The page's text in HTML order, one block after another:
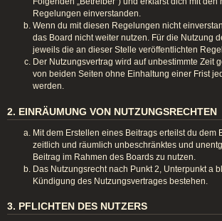
Regelungen einverstanden.
Wenn du mit diesen Regelungen nicht
das Board nicht weiter nutzen. Für die Nutzung
jeweils die an dieser Stelle veröffentlichten
Der Nutzungsvertrag wird auf unbestimmte Zeit
von beiden Seiten ohne Einhaltung einer Frist
werden.
2. EINRÄUMUNG VON NUTZUNGSRECHTEN
Mit dem Erstellen eines Beitrags erteilst du dem
zeitlich und räumlich unbeschränktes und
Beitrag im Rahmen des Boards zu nutzen.
Das Nutzungsrecht nach Punkt 2, Unterpunkt a
Kündigung des Nutzungsvertrages bestehen.
3. PFLICHTEN DES NUTZERS